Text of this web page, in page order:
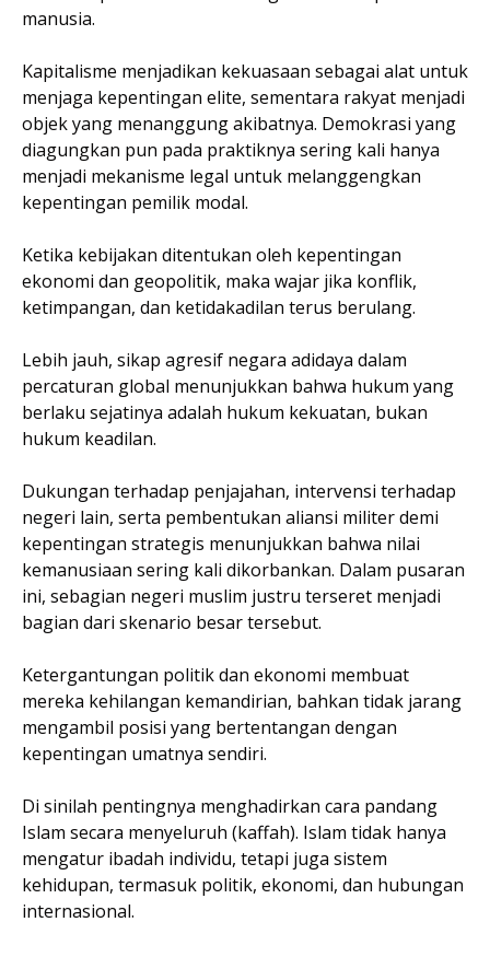
manusia.
Kapitalisme menjadikan kekuasaan sebagai alat untuk
menjaga kepentingan elite, sementara rakyat menjadi
objek yang menanggung akibatnya. Demokrasi yang
diagungkan pun pada praktiknya sering kali hanya
menjadi mekanisme legal untuk melanggengkan
kepentingan pemilik modal.
Ketika kebijakan ditentukan oleh kepentingan
ekonomi dan geopolitik, maka wajar jika konflik,
ketimpangan, dan ketidakadilan terus berulang.
Lebih jauh, sikap agresif negara adidaya dalam
percaturan global menunjukkan bahwa hukum yang
berlaku sejatinya adalah hukum kekuatan, bukan
hukum keadilan.
Dukungan terhadap penjajahan, intervensi terhadap
negeri lain, serta pembentukan aliansi militer demi
kepentingan strategis menunjukkan bahwa nilai
kemanusiaan sering kali dikorbankan. Dalam pusaran
ini, sebagian negeri muslim justru terseret menjadi
bagian dari skenario besar tersebut.
Ketergantungan politik dan ekonomi membuat
mereka kehilangan kemandirian, bahkan tidak jarang
mengambil posisi yang bertentangan dengan
kepentingan umatnya sendiri.
Di sinilah pentingnya menghadirkan cara pandang
Islam secara menyeluruh (kaffah). Islam tidak hanya
mengatur ibadah individu, tetapi juga sistem
kehidupan, termasuk politik, ekonomi, dan hubungan
internasional.